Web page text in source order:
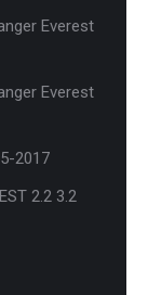
Everest
Everest
2017
2.2 3.2